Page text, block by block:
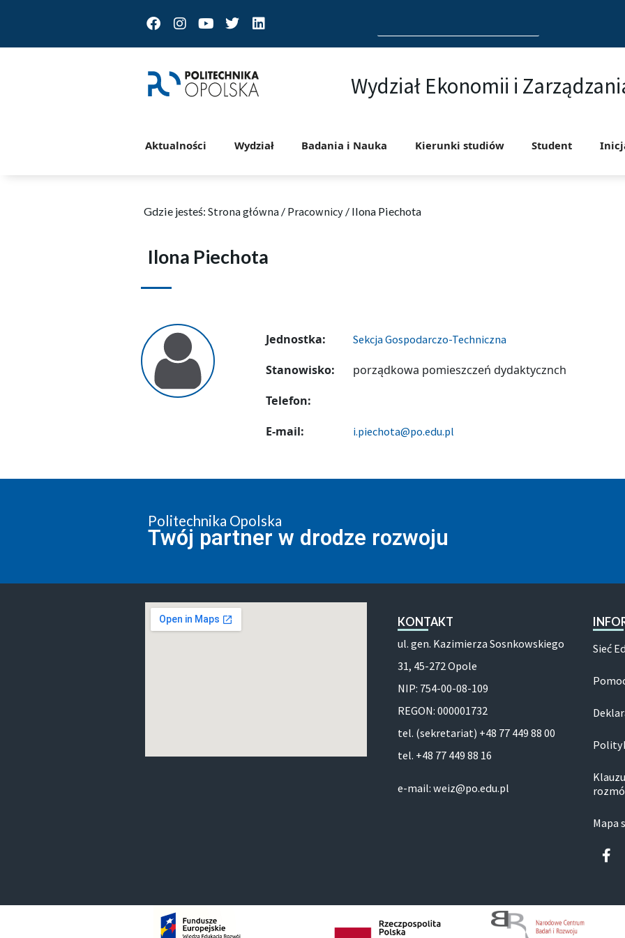
FacebookInstagram
Youtube
TwitterLinkedin
for:
Wydział Ekonomii i
Aktualności Wydział Badania i Nauka Kierunki studiów Student
Gdzie jesteś: Strona główna / Pracownicy/ Ilona Piechota
Ilona Piechota
Jednostka: Sekcja Gospodarczo-Techniczna
Stanowisko:
porządkowa pomieszczeń dydaktycznch
Telefon:
E-mail:
i.piechota@po.edu.pl
Politechnika Opolska
Twój partner w drodze rozwoju
KONTAKT
ul. gen. Kazimierza Sosnkowskiego
31, 45-272 Opole
NIP: 754-00-08-109
REGON: 000001732
tel. (sekretariat) +48 77 449 88 00
tel. +48 77 449 88 16
e-mail: weiz@po.edu.pl
Sieć
Mapa